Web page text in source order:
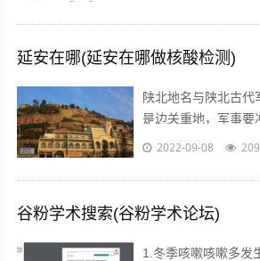
延安在哪(延安在哪做核酸检测)
陕北地名与陕北古
是边关重地，军事要
与游牧民族互相争夺
2022-09-08
谷粉学术搜索(谷粉学术论坛)
1.冬季咳嗽咳嗽多发